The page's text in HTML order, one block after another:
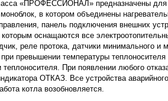
«ПРОФЕССИОНАЛ» предназначены для
в котором объединены
панель подключения внешних
оснащаются все
реле протока, датчики минимального и
превышении температуры
теплоносителя. При появлении любого
ОТКАЗ. Все устройства
котла возобновляется.